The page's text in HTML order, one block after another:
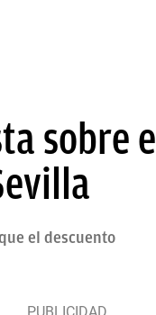
sobre el
el descuento